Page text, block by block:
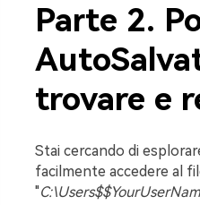
Parte 2.
trovare e
Stai cercando di
facilmente accedere al
"